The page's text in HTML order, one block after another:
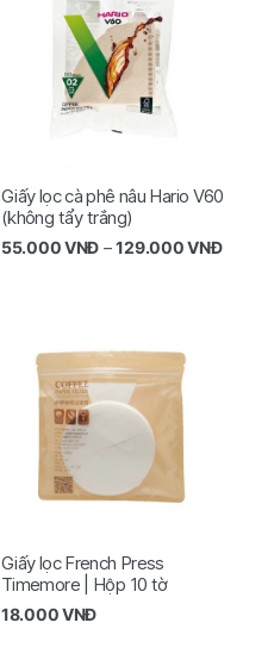
Giấy lọc cà phê nâu Hario V60
(không tẩy trắng)
55.000VNĐ –129.000VNĐ
Giấy lọc French Press
Timemore | Hộp 10 tờ
18.000VNĐ